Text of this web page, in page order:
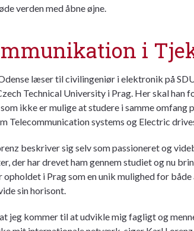
verden med åbne øjne.
i
læser til civilingeniør i elektronik på
Technical University i Prag. Her skal han
ikke er mulige at studere i samme omfang
Telecommunication systems og Electric
beskriver sig selv som passioneret og
der har drevet ham gennem studiet og nu
opholdet i Prag som en unik mulighed for
sin horisont.
jeg kommer til at udvikle mig fagligt og